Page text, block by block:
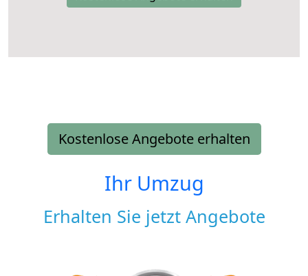
Kostenlose Angebote erhalten
Ihr Umzug
Erhalten Sie jetzt Angebote